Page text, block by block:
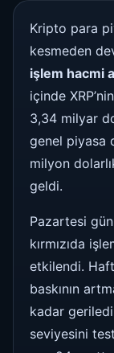
Kripto para
kesmeden
işlem hacmi
içinde
3,34 milyar
genel piyasa
milyon
geldi.
Pazartesi
kırmızıda
etkilendi.
baskının
kadar
seviyesini